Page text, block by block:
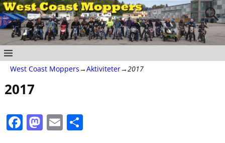
West Coast Moppers→Aktiviteter→2017
2017
F M E D